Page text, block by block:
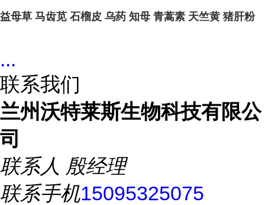
益母草 马齿苋 石榴皮 乌药 知母 青蒿素 天竺黄 猪肝粉
...
联系我们
兰州沃特莱斯生物科技有限公
司
联系人 殷经理
联系手机15095325075